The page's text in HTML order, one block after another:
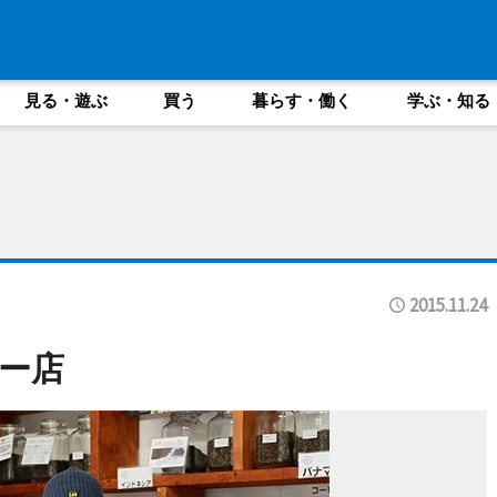
見る・遊ぶ 買う 暮らす・働く 学ぶ・知る
2015.11.24
店